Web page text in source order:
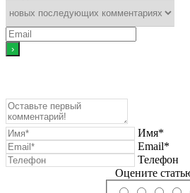
Имя*
Email*
Телефон
Оцените